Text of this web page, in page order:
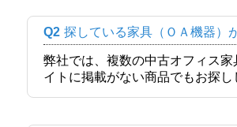
Q2 探している家具（ＯＡ機器）
弊社では、複数の中古オフィス
イトに掲載がない商品でもお探